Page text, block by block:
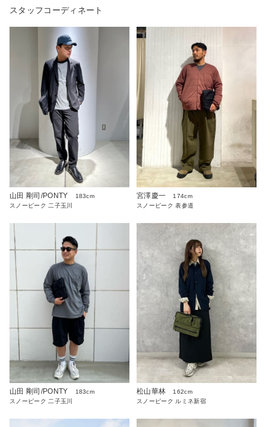
スタッフコーディネート
山田 剛司/PONTY
183cm
スノーピーク 二子玉川
宮澤慶一
174cm
スノーピーク 表参道
山田 剛司/PONTY
183cm
スノーピーク 二子玉川
松山華林
162cm
スノーピーク ルミネ新宿